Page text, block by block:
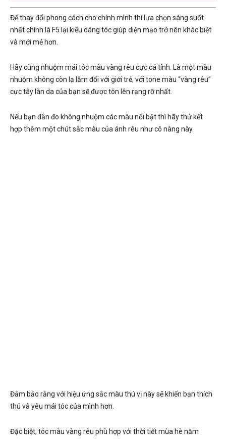
Để thay đổi phong cách cho chính mình thì lựa chọn sáng suốt
nhất chính là F5 lại kiểu dáng tóc giúp diện mạo trở nên khác biệt
và mới mẻ hơn.
Hãy cùng nhuộm mái tóc màu vàng rêu cực cá tính. Là một màu
nhuộm không còn lạ lẫm đối với giới trẻ, với tone màu “vàng rêu”
cực tây làn da của bạn sẽ được tôn lên rạng rỡ nhất.
Nếu bạn đắn đo không nhuộm các màu nổi bật thì hãy thử kết
hợp thêm một chút sắc màu của ánh rêu như cô nàng này.
Đảm bảo rằng với hiệu ứng sắc màu thú vị này sẽ khiến bạn thích
thú và yêu mái tóc của mình hơn.
Đặc biệt, tóc màu vàng rêu phù hợp với thời tiết mùa hè năm